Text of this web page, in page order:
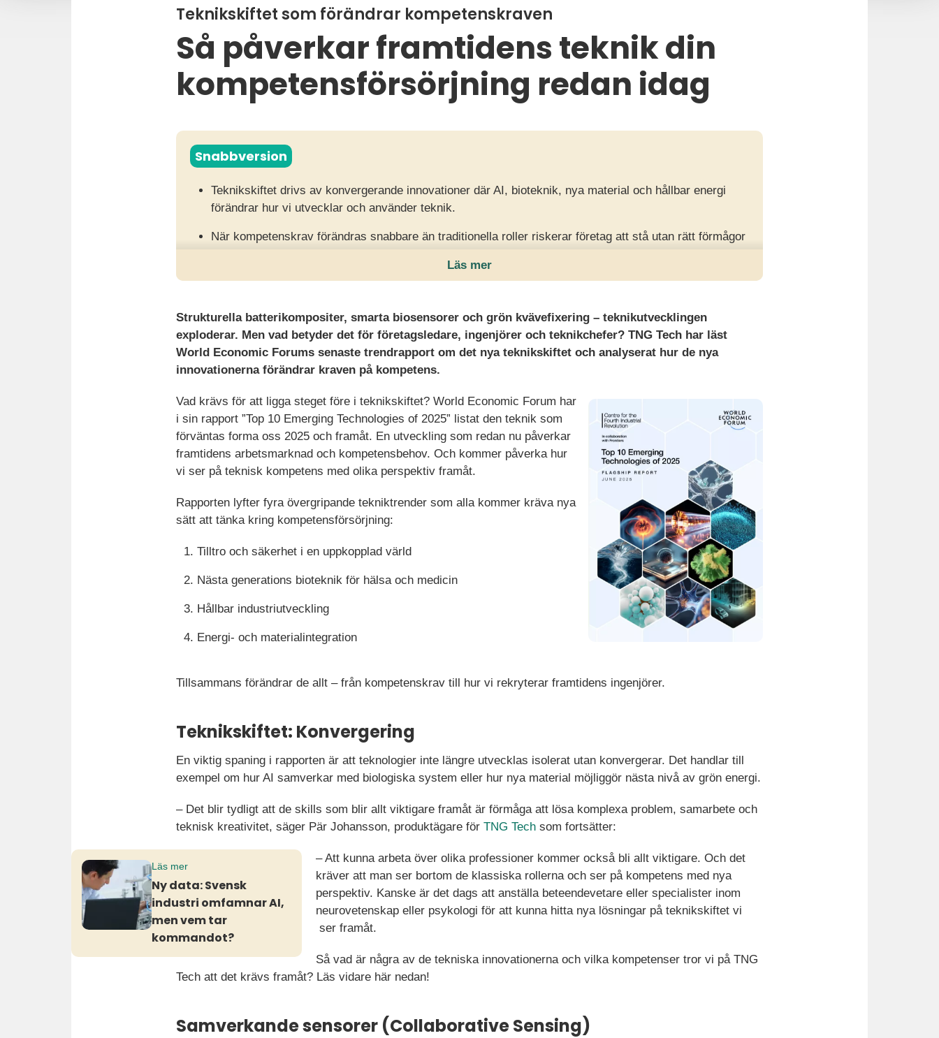
Teknikskiftet som förändrar kompetenskraven
Så påverkar framtidens teknik din
kompetensförsörjning redan idag
Snabbversion
Teknikskiftet drivs av konvergerande innovationer där AI, bioteknik, nya material och hållbar energi
förändrar hur vi utvecklar och använder teknik.
När kompetenskrav förändras snabbare än traditionella roller riskerar företag att stå utan rätt förmågor
Organisationer behöver bredda synen på kompetens, rekrytera tvärvetenskapligt och säkra förmågor
Läs mer
Strukturella batterikompositer, smarta biosensorer och grön kvävefixering – teknikutvecklingen
exploderar. Men vad betyder det för företagsledare, ingenjörer och teknikchefer? TNG Tech har läst
World Economic Forums senaste trendrapport om det nya teknikskiftet och analyserat hur de nya
innovationerna förändrar kraven på kompetens.
Vad krävs för att ligga steget före i teknikskiftet? World Economic Forum har
i sin rapport ”Top 10 Emerging Technologies of 2025” listat den teknik som
förväntas forma oss 2025 och framåt. En utveckling som redan nu påverkar
framtidens arbetsmarknad och kompetensbehov. Och kommer påverka hur
vi ser på teknisk kompetens med olika perspektiv framåt.
Rapporten lyfter fyra övergripande tekniktrender som alla kommer kräva nya
sätt att tänka kring kompetensförsörjning:
Tilltro och säkerhet i en uppkopplad värld
Nästa generations bioteknik för hälsa och medicin
Hållbar industriutveckling
Energi- och materialintegration
Tillsammans förändrar de allt – från kompetenskrav till hur vi rekryterar framtidens ingenjörer.
Teknikskiftet: Konvergering
En viktig spaning i rapporten är att teknologier inte längre utvecklas isolerat utan konvergerar. Det handlar till
exempel om hur AI samverkar med biologiska system eller hur nya material möjliggör nästa nivå av grön energi.
– Det blir tydligt att de skills som blir allt viktigare framåt är förmåga att lösa komplexa problem, samarbete och
teknisk kreativitet, säger Pär Johansson, produktägare för TNG Tech som fortsätter:
Läs mer
Ny data: Svensk
industri omfamnar AI,
men vem tar
kommandot?
– Att kunna arbeta över olika professioner kommer också bli allt viktigare. Och det
kräver att man ser bortom de klassiska rollerna och ser på kompetens med nya
perspektiv. Kanske är det dags att anställa beteendevetare eller specialister inom
neurovetenskap eller psykologi för att kunna hitta nya lösningar på teknikskiftet vi
ser framåt.
Så vad är några av de tekniska innovationerna och vilka kompetenser tror vi på TNG
Tech att det krävs framåt? Läs vidare här nedan!
Samverkande sensorer (Collaborative Sensing)